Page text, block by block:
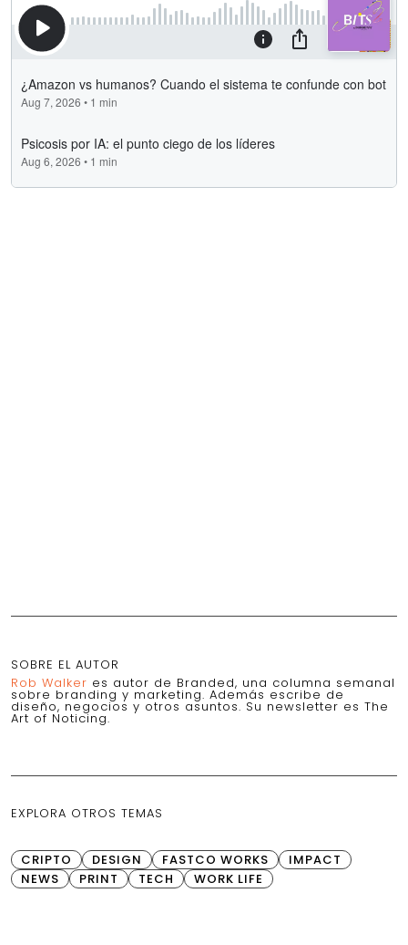
SOBRE EL AUTOR
Rob Walker es autor de Branded, una columna semanal
sobre branding y marketing. Además escribe de
diseño, negocios y otros asuntos. Su newsletter es The
Art of Noticing.
EXPLORA OTROS TEMAS
CRIPTO DESIGN FASTCO WORKS
IMPACT
NEWS
PRINT TECH WORK LIFE